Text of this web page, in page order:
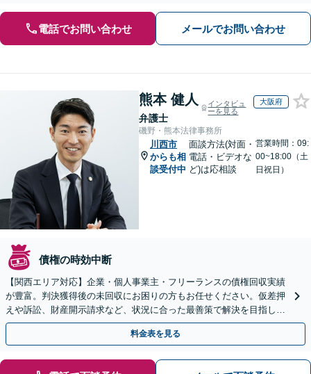
電話でお問い合わせ メールでお問い合わせ
熊本 健人
弁護士
インタビュ
ーを見る
大阪府
磯野・熊本法律事務所
川西市
からも相
談受付中
面談方法(対面・
電話・ビデオな
ど)は応相談
営業時間：09:
00~18:00（土
日祝日）
債権の時効中断
【関西エリア対応】企業・個人事業主・フリーランスの債権回収実績
が豊富。判決獲得後の未回収にお困りの方もお任せください。仮差押
えや訴訟、財産開示請求など、状況に合った最善策で解決を目指しま
す【夜間面談可】
料金表を見る